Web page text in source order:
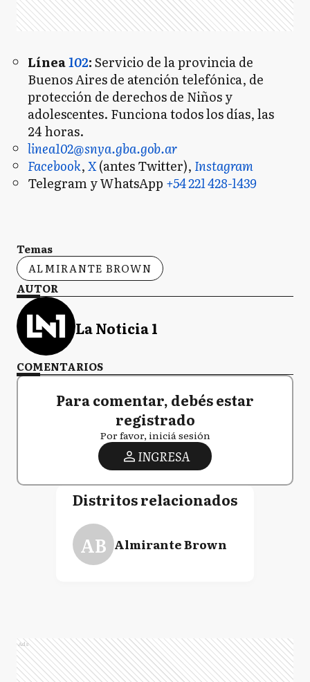
Línea102:Servicio de la provincia de
Buenos Aires de atención telefónica, de
protección de derechos de Niños y
adolescentes. Funciona todos los días, las
24 horas.
linea102@snya.gba.gob.ar
Facebook,X(antes Twitter), Instagram
Telegram y WhatsApp +54 221 428-1439
Temas
ALMIRANTE BROWN
AUTOR
La Noticia 1
COMENTARIOS
Para comentar, debés estar
registrado
Por favor, iniciá sesión
INGRESA
Distritos relacionados
AB Almirante Brown
Ads